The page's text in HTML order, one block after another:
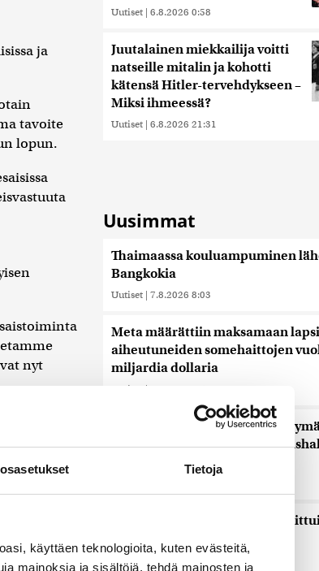
Tietoja
käyttäen teknologioita, kuten evästeitä,
mainoksia ja sisältöjä, tehdä mainosten ja
ja
tavoite
lopun.
nyt
usein
Uutiset | 6.8.2026 0:58
Juutalainen miekkailija voitti
natseille mitalin ja kohotti
kätensä Hitler-tervehdykseen –
Miksi ihmeessä?
Uutiset | 6.8.2026 21:31
Uusimmat
Thaimaassa kouluampuminen
Bangkokia
Uutiset | 7.8.2026 8:03
Meta määrättiin maksamaan
aiheutuneiden somehaittojen
miljardia dollaria
Uutiset |
Venezuelassa neuvottelut
alkoivat opposition ja
Toistakymmentä siviiliä